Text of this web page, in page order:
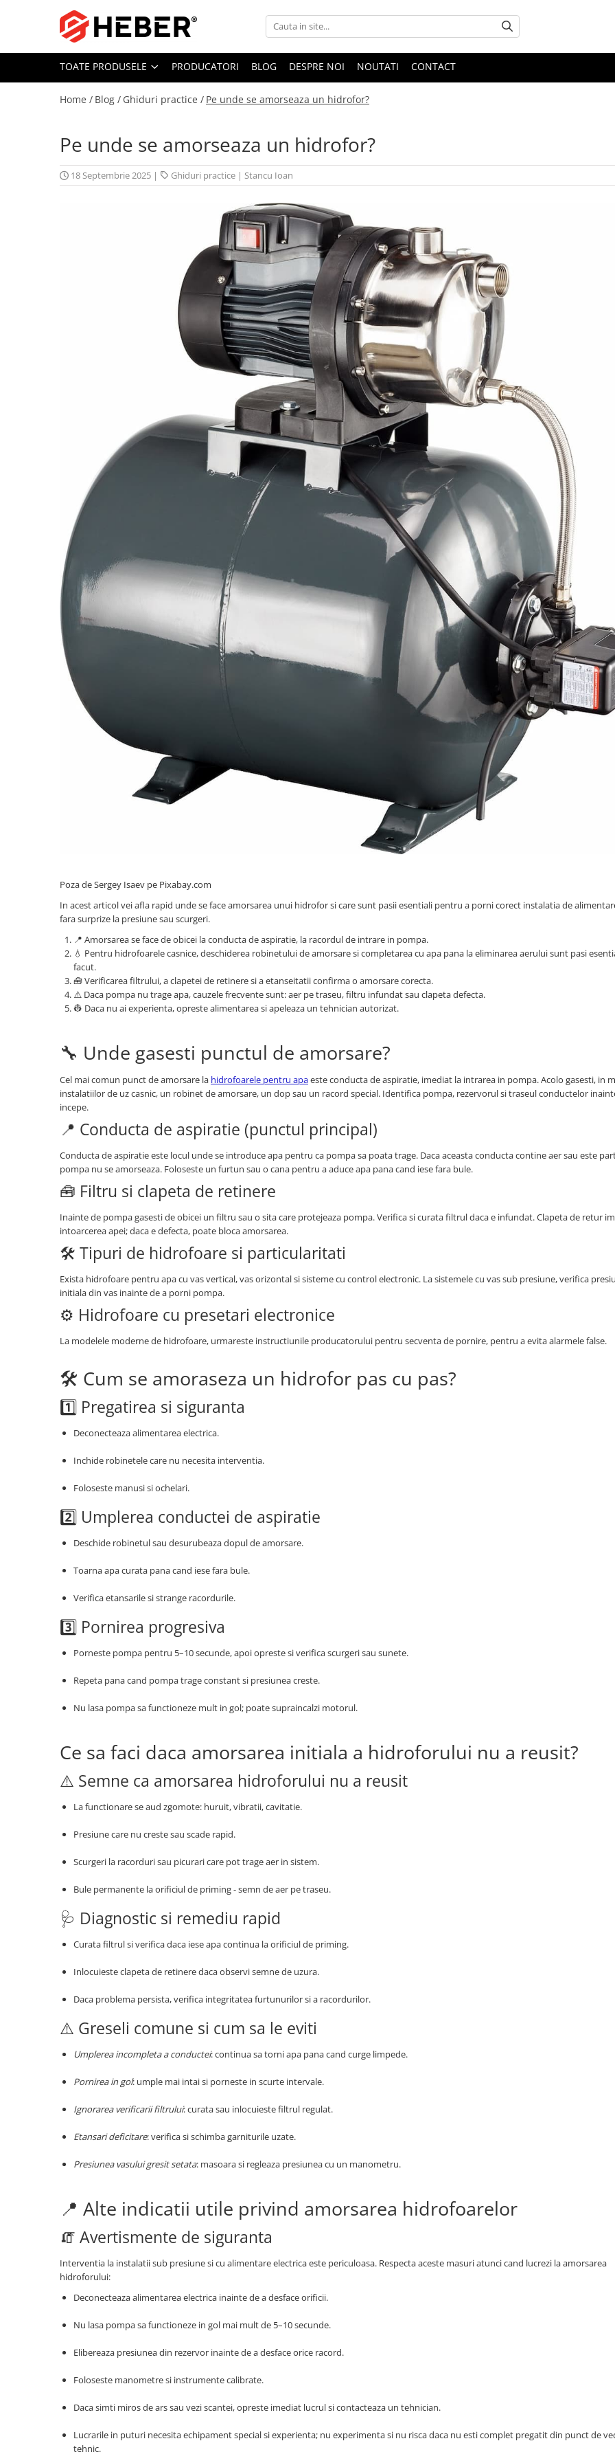
Toate Produsele
Mixere cu bol
Pompe submersibile
Pompe submersibile nisip
Pompe apa de suprafata
Zdrobitoare struguri, fructe si
Aparate de sudura
Motoare electrice
Motoare termice
Scule si Unelte Electrice
Articole sanitare
Coloane dus
Baterii de bucatarie
Baterii de baie
Echipamente de lucru
Produse uz casnic
Convectoare si aeroterme electrice
TOATE PRODUSELE PRODUCATORI BLOG DESPRE NOI NOUTATI CONTACT
Home / Blog / Ghiduri practice / Pe unde se amorseaza un hidrofor?
Pe unde se amorseaza un hidrofor?
18 Septembrie 2025 | Ghiduri practice | Stancu Ioan
Poza de Sergey Isaev pe Pixabay.com
In acest articol vei afla rapid unde se face amorsarea unui hidrofor si care sunt pasii esentiali pentru a porni corect instalatia de
fara surprize la presiune sau scurgeri.
📍 Amorsarea se face de obicei la conducta de aspiratie, la racordul de intrare in pompa.
💧 Pentru hidrofoarele casnice, deschiderea robinetului de amorsare si completarea cu apa pana la eliminarea aerului sunt pasi
facut.
🧰 Verificarea filtrului, a clapetei de retinere si a etanseitatii confirma o amorsare corecta.
⚠️ Daca pompa nu trage apa, cauzele frecvente sunt: aer pe traseu, filtru infundat sau clapeta defecta.
👷 Daca nu ai experienta, opreste alimentarea si apeleaza un tehnician autorizat.
🔧 Unde gasesti punctul de amorsare?
Cel mai comun punct de amorsare la hidrofoarele pentru apaeste conducta de aspiratie, imediat la intrarea in pompa. Acolo gasesti, in
instalatiilor de uz casnic, un robinet de amorsare, un dop sau un racord special. Identifica pompa, rezervorul si traseul conductelor
incepe.
📍 Conducta de aspiratie (punctul principal)
Conducta de aspiratie este locul unde se introduce apa pentru ca pompa sa poata trage. Daca aceasta conducta contine aer sau este
pompa nu se amorseaza. Foloseste un furtun sau o cana pentru a aduce apa pana cand iese fara bule.
🧰 Filtru si clapeta de retinere
Inainte de pompa gasesti de obicei un filtru sau o sita care protejeaza pompa. Verifica si curata filtrul daca e infundat. Clapeta de retur
intoarcerea apei; daca e defecta, poate bloca amorsarea.
🛠️ Tipuri de hidrofoare si particularitati
Exista hidrofoare pentru apa cu vas vertical, vas orizontal si sisteme cu control electronic. La sistemele cu vas sub presiune, verifica
initiala din vas inainte de a porni pompa.
⚙️ Hidrofoare cu presetari electronice
La modelele moderne de hidrofoare, urmareste instructiunile producatorului pentru secventa de pornire, pentru a evita alarmele false.
🛠️ Cum se amoraseza un hidrofor pas cu pas?
1️⃣ Pregatirea si siguranta
Deconecteaza alimentarea electrica.
Inchide robinetele care nu necesita interventia.
Foloseste manusi si ochelari.
2️⃣ Umplerea conductei de aspiratie
Deschide robinetul sau desurubeaza dopul de amorsare.
Toarna apa curata pana cand iese fara bule.
Verifica etansarile si strange racordurile.
3️⃣ Pornirea progresiva
Porneste pompa pentru 5–10 secunde, apoi opreste si verifica scurgeri sau sunete.
Repeta pana cand pompa trage constant si presiunea creste.
Nu lasa pompa sa functioneze mult in gol; poate supraincalzi motorul.
Ce sa faci daca amorsarea initiala a hidroforului nu a reusit?
⚠️ Semne ca amorsarea hidroforului nu a reusit
La functionare se aud zgomote: huruit, vibratii, cavitatie.
Presiune care nu creste sau scade rapid.
Scurgeri la racorduri sau picurari care pot trage aer in sistem.
Bule permanente la orificiul de priming - semn de aer pe traseu.
🩺 Diagnostic si remediu rapid
Curata filtrul si verifica daca iese apa continua la orificiul de priming.
Inlocuieste clapeta de retinere daca observi semne de uzura.
Daca problema persista, verifica integritatea furtunurilor si a racordurilor.
⚠️ Greseli comune si cum sa le eviti
Umplerea incompleta a conductei: continua sa torni apa pana cand curge limpede.
Pornirea in gol: umple mai intai si porneste in scurte intervale.
Ignorarea verificarii filtrului: curata sau inlocuieste filtrul regulat.
Etansari deficitare: verifica si schimba garniturile uzate.
Presiunea vasului gresit setata: masoara si regleaza presiunea cu un manometru.
📍 Alte indicatii utile privind amorsarea hidrofoarelor
🧯 Avertismente de siguranta
Interventia la instalatii sub presiune si cu alimentare electrica este periculoasa. Respecta aceste masuri atunci cand lucrezi la amorsarea
hidroforului:
Deconecteaza alimentarea electrica inainte de a desface orificii.
Nu lasa pompa sa functioneze in gol mai mult de 5–10 secunde.
Elibereaza presiunea din rezervor inainte de a desface orice racord.
Foloseste manometre si instrumente calibrate.
Daca simti miros de ars sau vezi scantei, opreste imediat lucrul si contacteaza un tehnician.
Lucrarile in puturi necesita echipament special si experienta; nu experimenta si nu risca daca nu esti complet pregatit din punct de
tehnic.